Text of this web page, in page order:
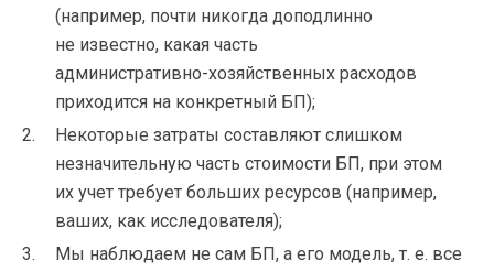
(например, почти никогда доподлинно
не известно, какая часть
административно-хозяйственных расходов
приходится на конкретный БП);
Некоторые затраты составляют слишком
незначительную часть стоимости БП, при этом
их учет требует больших ресурсов (например,
ваших, как исследователя);
Мы наблюдаем не сам БП, а его модель, т. е. все